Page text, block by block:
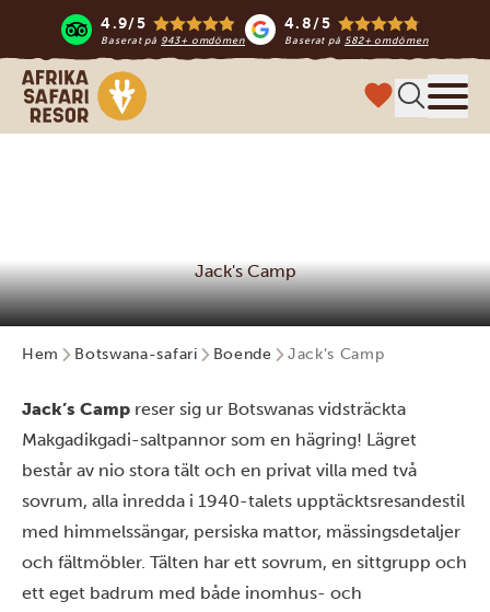
4.9/5
Baserat på 943+ omdömen
4.8/5
Baserat på 582+ omdömen
Safari-resor i Afrika
Jack's Camp
Hem Botswana-safari Boende Jack’s Camp
Jack’s Camp reser sig ur Botswanas vidsträckta
Makgadikgadi-saltpannor som en hägring! Lägret
består av nio stora tält och en privat villa med två
sovrum, alla inredda i 1940-talets upptäcktsresandestil
med himmelssängar, persiska mattor, mässingsdetaljer
och fältmöbler. Tälten har ett sovrum, en sittgrupp och
ett eget badrum med både inomhus- och